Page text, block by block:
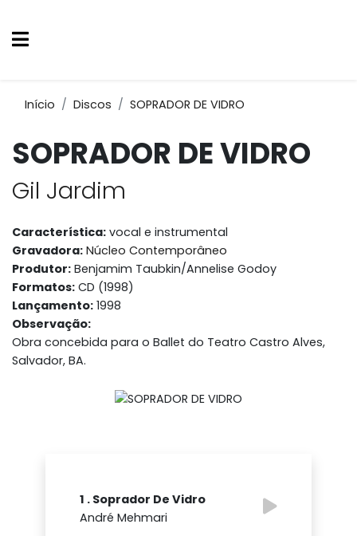
Início Discos SOPRADOR DE VIDRO
SOPRADOR DE VIDRO
Gil Jardim
Característica: vocal e instrumental
Gravadora: Núcleo Contemporâneo
Produtor: Benjamim Taubkin/Annelise Godoy
Formatos: CD (1998)
Lançamento: 1998
Observação:
Obra concebida para o Ballet do Teatro Castro Alves,
Salvador, BA.
1 . Soprador De Vidro
André Mehmari